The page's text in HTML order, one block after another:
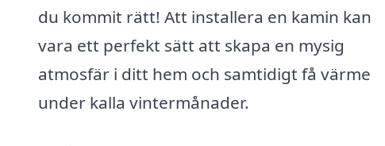
du kommit rätt! Att installera en kamin kan
vara ett perfekt sätt att skapa en mysig
atmosfär i ditt hem och samtidigt få värme
under kalla vintermånader.